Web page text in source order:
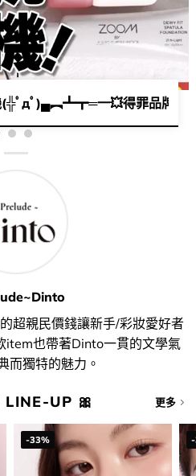
ﾟдﾟ)▄︻┻┳═一​💥​得罪品牌系
愛超心動(❛◡❛✿)♡
超親民價錢讓新手/彩妝愛好者
item也帶著Dinto一貫的文學氣
而獨特的魅力。
LINE-UP 🎀 更多
-33%